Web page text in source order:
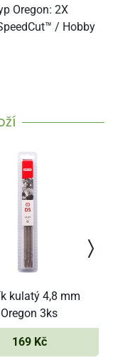
Oregon: 2X
/ Hobby
kulatý 4,8 mm
Oregon 3ks
169 Kč